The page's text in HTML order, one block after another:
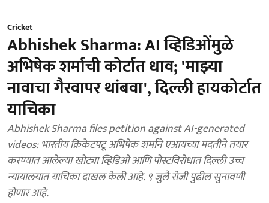
Cricket
Abhishek Sharma: AI व्हिडिओंमुळे
अभिषेक शर्माची कोर्टात धाव; 'माझ्या
नावाचा गैरवापर थांबवा', दिल्ली हायकोर्टात
याचिका
Abhishek Sharma files petition against AI-generated
videos: भारतीय क्रिकेटपटू अभिषेक शर्माने एआयच्या मदतीने तयार
करण्यात आलेल्या खोट्या व्हिडिओ आणि पोस्टविरोधात दिल्ली उच्च
न्यायालयात याचिका दाखल केली आहे. ९ जुलै रोजी पुढील सुनावणी
होणार आहे.